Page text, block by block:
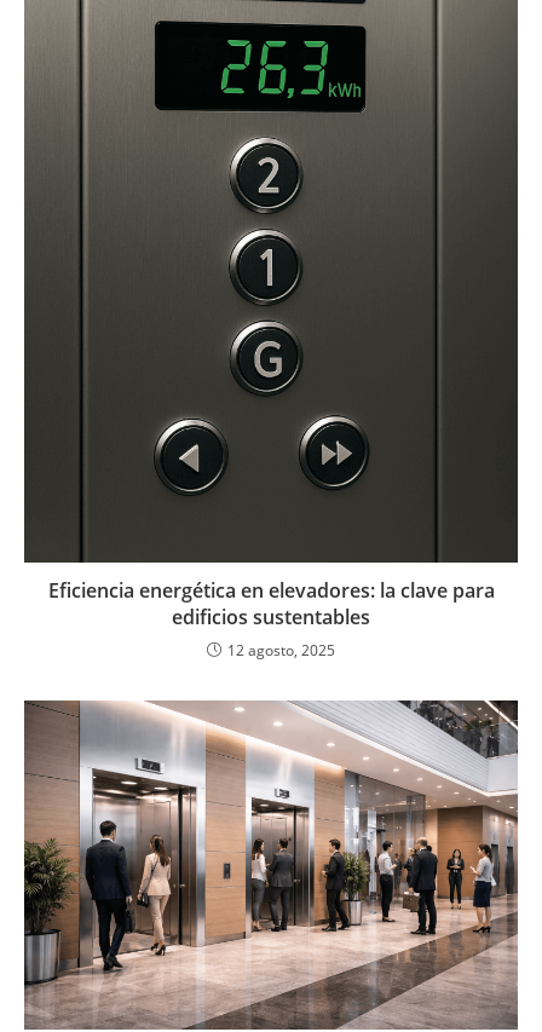
Eficiencia energética en elevadores: la clave para
edificios sustentables
12 agosto, 2025